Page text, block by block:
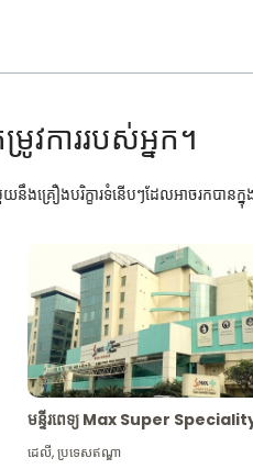
រូវការរបស់អ្នក។
គ្រឿងបរិក្ខារទំនើបៗដែលអាចរកបានក្
មន្ទីរពេទ្យ Max Super
ដេលី,ប្រទេសឥណ្ឌា